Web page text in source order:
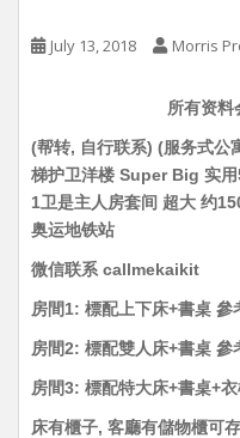
July 13, 2018 Morris
所有资料
(帮转, 自行联系) (服务式公
梯护卫洋楼 Super Big 实
1卫是主人房套间 超大 约
奥运地铁站
微信联系 callmekaikit
房間1: 標配上下床+書桌 參
房間2: 標配雙人床+書桌 參
房間3: 標配特大床+書桌+
床有櫃子, 客廳有儲物櫃可